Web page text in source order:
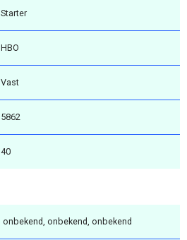
Starter
HBO
Vast
5862
40
onbekend, onbekend, onbekend